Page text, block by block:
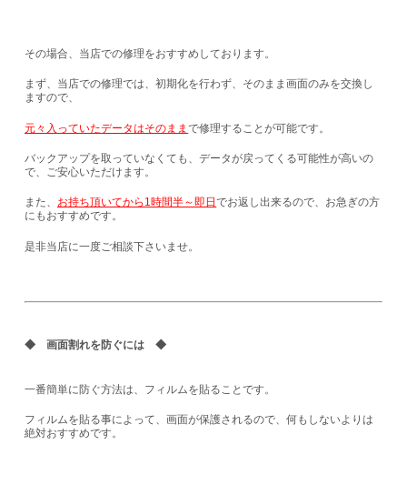
その場合、当店での修理をおすすめしております。
まず、当店での修理では、初期化を行わず、そのまま画面のみを交換し
ますので、
元々入っていたデータはそのままで修理することが可能です。
バックアップを取っていなくても、データが戻ってくる可能性が高いの
で、ご安心いただけます。
また、 お持ち頂いてから1時間半～即日でお返し出来るので、お急ぎの方
にもおすすめです。
是非当店に一度ご相談下さいませ。
◆ 画面割れを防ぐには ◆
一番簡単に防ぐ方法は、フィルムを貼ることです。
フィルムを貼る事によって、画面が保護されるので、何もしないよりは
絶対おすすめです。